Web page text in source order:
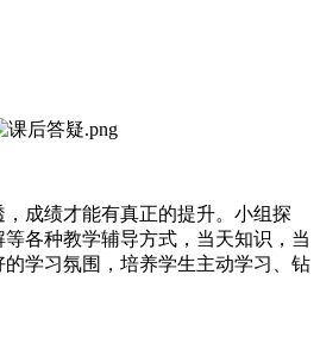
成绩才能有真正的提升。小组探
各种教学辅导方式，当天知识，当
学习氛围，培养学生主动学习、钻